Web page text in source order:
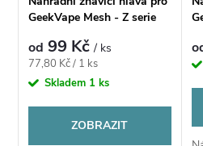
GeekVape Mesh - Z serie
od 99 Kč/ ks
Měrná
cena:
77,80 Kč / 1 ks
Skladem 1 ks
ZOBRAZIT